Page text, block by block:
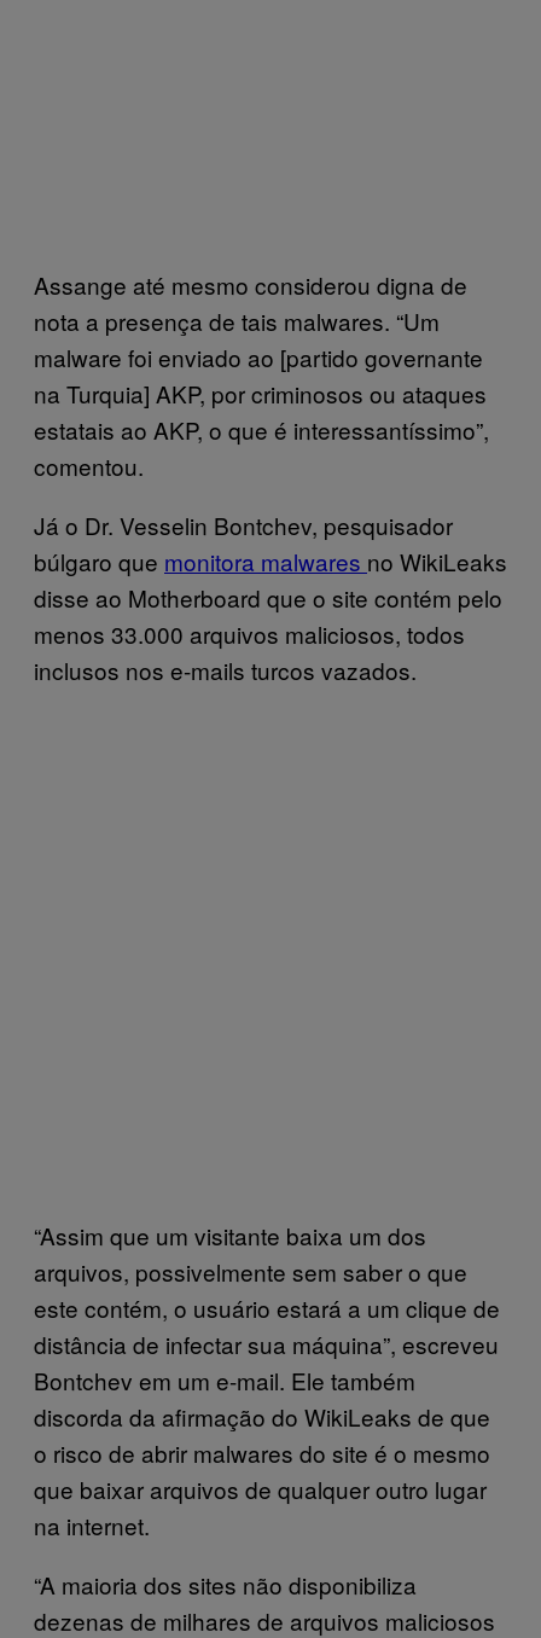
Assange até mesmo considerou digna de
nota a presença de tais malwares. “Um
malware foi enviado ao [partido governante
na Turquia] AKP, por criminosos ou ataques
estatais ao AKP, o que é interessantíssimo”,
comentou.
Já o Dr. Vesselin Bontchev, pesquisador
búlgaro que monitora malwares no WikiLeaks
disse ao Motherboard que o site contém pelo
menos 33.000 arquivos maliciosos, todos
inclusos nos e-mails turcos vazados.
“Assim que um visitante baixa um dos
arquivos, possivelmente sem saber o que
este contém, o usuário estará a um clique de
distância de infectar sua máquina”, escreveu
Bontchev em um e-mail. Ele também
discorda da afirmação do WikiLeaks de que
o risco de abrir malwares do site é o mesmo
que baixar arquivos de qualquer outro lugar
na internet.
“A maioria dos sites não disponibiliza
dezenas de milhares de arquivos maliciosos